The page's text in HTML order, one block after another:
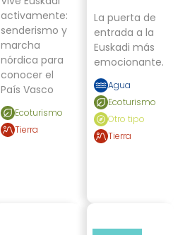
activamente:
senderismo y
marcha
nórdica para
conocer el
País Vasco
Ecoturismo
Tierra
La puerta de
entrada a la
Euskadi más
emocionante.
Agua
Ecoturismo
Otro tipo
Tierra